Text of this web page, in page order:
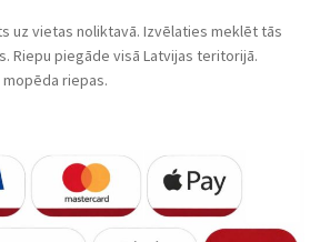
uz vietas noliktavā. Izvēlaties meklēt tās
Riepu piegāde visā Latvijas teritorijā.
riepas.